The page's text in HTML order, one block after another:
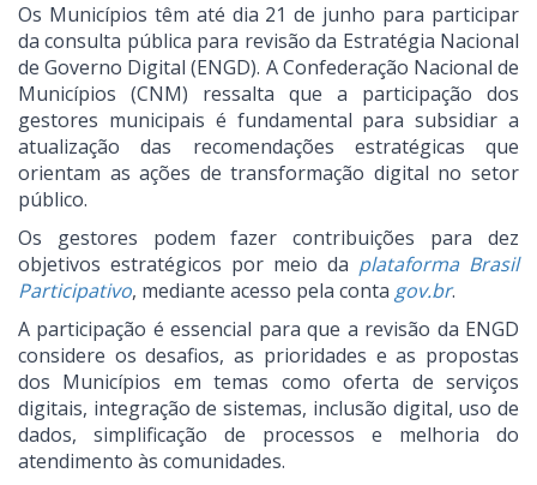
Os Municípios têm até dia 21 de junho para participar
da consulta pública para revisão da Estratégia Nacional
de Governo Digital (ENGD). A Confederação Nacional de
Municípios (CNM) ressalta que a participação dos
gestores municipais é fundamental para subsidiar a
atualização das recomendações estratégicas que
orientam as ações de transformação digital no setor
público.
Os gestores podem fazer contribuições para dez
objetivos estratégicos por meio da plataforma Brasil
Participativo, mediante acesso pela conta gov.br.
A participação é essencial para que a revisão da ENGD
considere os desafios, as prioridades e as propostas
dos Municípios em temas como oferta de serviços
digitais, integração de sistemas, inclusão digital, uso de
dados, simplificação de processos e melhoria do
atendimento às comunidades.